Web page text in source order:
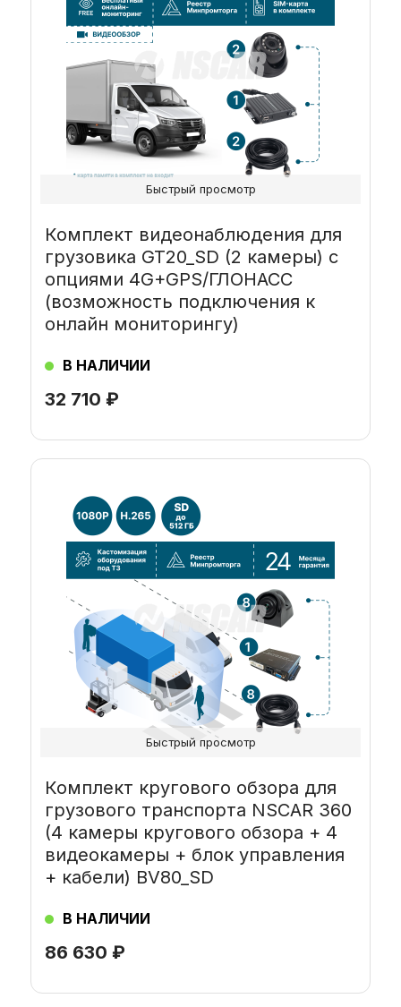
32 710 ₽
Комплект видеонаблюдения для
грузовика GT20_SD (2 камеры) с
опциями 4G+GPS/ГЛОНАСС
(возможность подключения к
онлайн мониторингу)
В НАЛИЧИИ
Быстрый просмотр
86 630 ₽
Комплект кругового обзора для
грузового транспорта NSCAR 360
(4 камеры кругового обзора + 4
видеокамеры + блок управления
+ кабели) BV80_SD
В НАЛИЧИИ
Быстрый просмотр